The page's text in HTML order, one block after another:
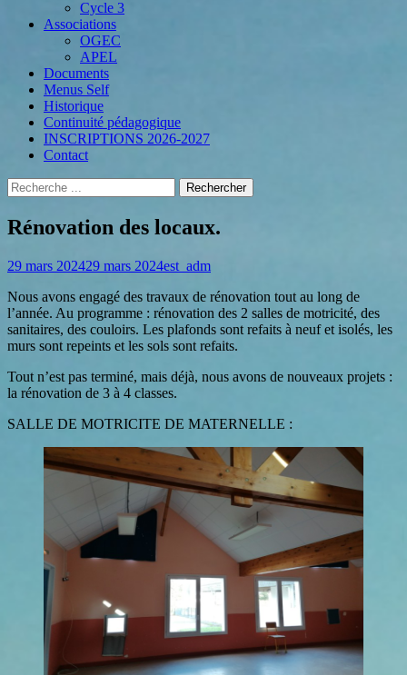
Cycle 3
Associations
OGEC
APEL
Documents
Menus Self
Historique
Continuité pédagogique
INSCRIPTIONS 2026-2027
Contact
Recherche
Rechercher :
secondaire
au
contenu
Rénovation des locaux.
Posted
29 mars 202429 mars 2024Author
est_adm
Nous avons engagé des travaux de rénovation tout au long de
l’année. Au programme : rénovation des 2 salles de motricité, des
sanitaires, des couloirs. Les plafonds sont refaits à neuf et isolés, les
murs sont repeints et les sols sont refaits.
Tout n’est pas terminé, mais déjà, nous avons de nouveaux projets :
la rénovation de 3 à 4 classes.
SALLE DE MOTRICITE DE MATERNELLE :